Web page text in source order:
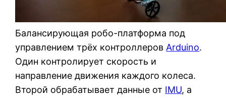
Балансирующая робо-платформа под
управлением трёх контроллеровArduino.
Один контролирует скорость и
направление движения каждого колеса.
Второй обрабатывает данные от IMU, а